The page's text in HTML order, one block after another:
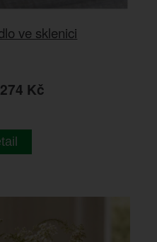
ve sklenici
Kč